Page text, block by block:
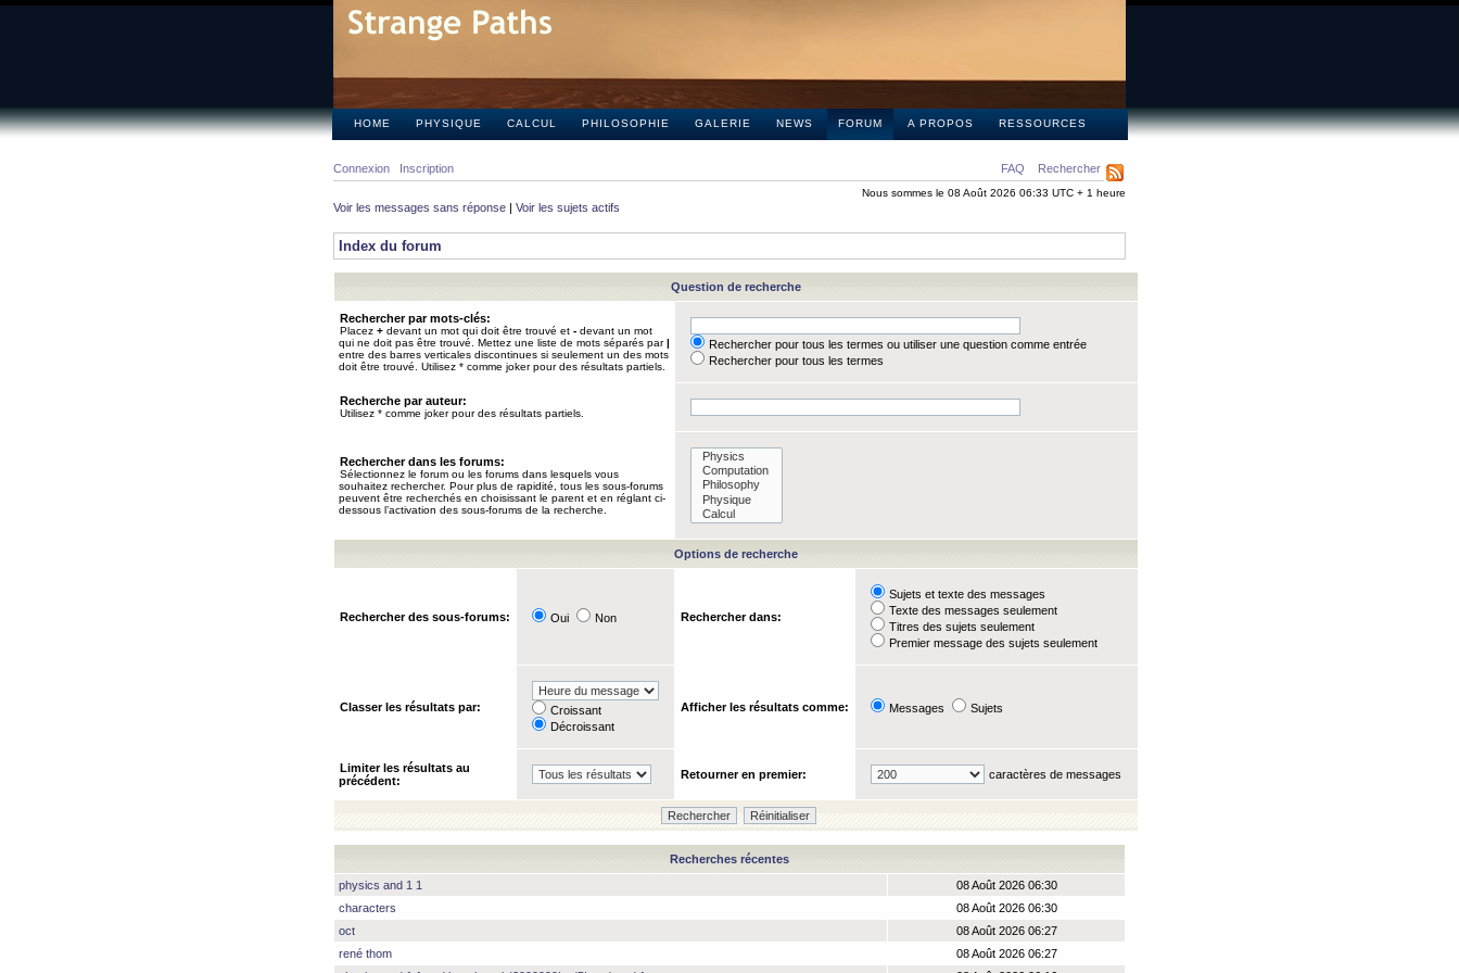
HOME PHYSIQUE CALCUL PHILOSOPHIE GALERIE NEWS FORUM A PROPOS RESSOURCES
FAQ Rechercher
Connexion Inscription
Nous sommes le 08 Août 2026 06:33 UTC + 1 heure
Voir les messages sans réponse | Voir les sujets actifs
Index du forum
Question de recherche
Rechercher par mots-clés:
Placez + devant un mot qui doit être trouvé et - devant un mot
qui ne doit pas être trouvé. Mettez une liste de mots séparés par|
entre des barres verticales discontinues si seulement un des mots
doit être trouvé. Utilisez * comme joker pour des résultats partiels.
Rechercher pour tous les termes ou utiliser une question comme entrée
Rechercher pour tous les termes
Recherche par auteur:
Utilisez * comme joker pour des résultats partiels.
Rechercher dans les forums:
Sélectionnez le forum ou les forums dans lesquels vous
souhaitez rechercher. Pour plus de rapidité, tous les sous-forums
peuvent être recherchés en choisissant le parent et en réglant ci-
dessous l’activation des sous-forums de la recherche.
Options de recherche
Rechercher des sous-forums: Oui Non Rechercher dans:
Sujets et texte des messages
Texte des messages seulement
Titres des sujets seulement
Premier message des sujets seulement
Classer les résultats par:
Croissant
Décroissant
Afficher les résultats comme: Messages Sujets
Limiter les résultats au
précédent:
Retourner en premier: caractères de messages
Recherches récentes
physics and 1 1
08 Août 2026 06:30
characters
08 Août 2026 06:30
oct
08 Août 2026 06:27
rené thom
08 Août 2026 06:27